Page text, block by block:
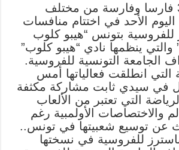
يشارك نحو 300 فارسا وفارسة من مختلف
اليوم الأحد في اختتام منافسات
للفروسية بتونس “هيبو كلوب
والتي ينظمها نادي “هيبو كلوب”
الجامعة التونسية للفروسية.
انطلقت فعالياتها أمس
18 أفريل في سيدي ثابت مشاركة مكثفة
التي تعتبر من الألعاب
والاختصاصات الأولمبية رغم
عن توسيع شعبيتها في تونس..
للفروسية في نسختها